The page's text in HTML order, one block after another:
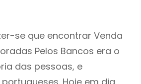
se que encontrar Venda
Pelos Bancos era o
das pessoas, e